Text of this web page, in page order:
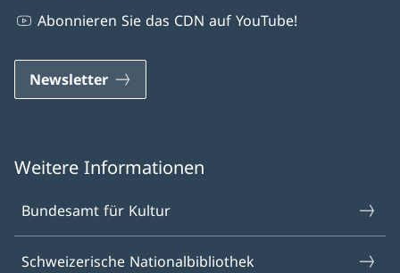
Abonnieren Sie das CDN auf YouTube!
Newsletter
Weitere Informationen
Bundesamt für Kultur
Schweizerische Nationalbibliothek